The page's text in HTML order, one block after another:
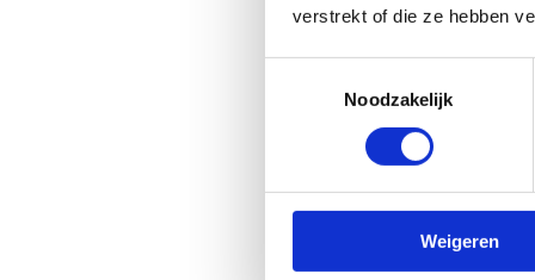
verstrekt of die ze hebben
Noodzakelijk
Weigeren